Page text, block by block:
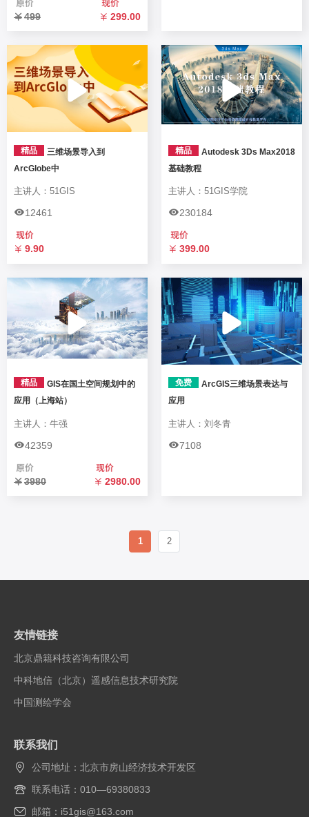
499 299.00
精品
三维场景导入到
ArcGlobe中
主讲人：51GIS
12461
9.90
精品
Autodesk 3Ds Max2018
基础教程
主讲人：51GIS学院
230184
399.00
精品
GIS在国土空间规划中的
应用（上海站）
主讲人：牛强
42359
3980 2980.00
免费
ArcGIS三维场景表达与
应用
主讲人：刘冬青
7108
1 2
友情链接
北京鼎籍科技咨询有限公司
中科地信（北京）遥感信息技术研究院
中国测绘学会
联系我们
公司地址：北京市房山经济技术开发区
联系电话：010—69380833
邮箱：i51gis@163.com